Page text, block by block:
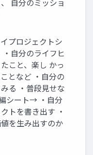
プロジェクトシ
自分のライフヒ
こと、楽し かっ
となど ・自分の
る ・普段見せな
シート→ ・自分
トを書き出す ・
を生み出すのか